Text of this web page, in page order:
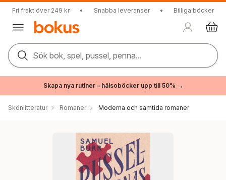
Fri frakt över 249 kr • Snabba leveranser • Billiga böcker
Sök bok, spel, pussel, penna...
Skapa nya rutiner – hälsoböcker upp till 50% →
Skönlitteratur Romaner Moderna och samtida romaner